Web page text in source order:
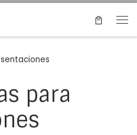
para